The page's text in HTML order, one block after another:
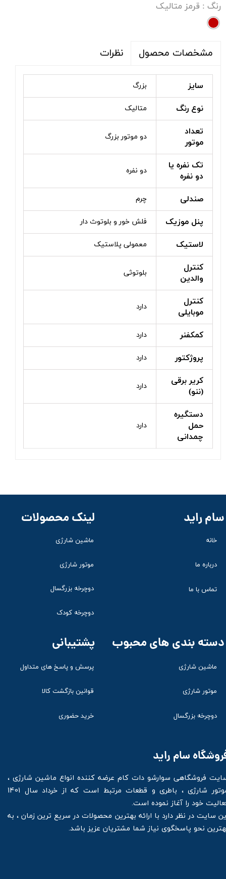
رنگ : قرمز متالیک
مشخصات محصول نظرات
سایز بزرگ
نوع رنگ متالیک
تعداد
موتور
دو موتور بزرگ
تک نفره یا
دو نفره
دو نفره
صندلی چرم
پنل موزیک فلش خور و بلوتوث دار
لاستیک معمولی پلاستیک
کنترل
والدین
بلوتوثی
کنترل
موبایلی
دارد
کمکفنر دارد
پروژکتور دارد
کریر برقی
(ننو)
دارد
دستگیره
حمل
چمدانی
دارد
سام راید
فروشگاهی سوارشو دات کام عرضه کننده انواع ماشین شارژی ،
موتور شارژی ، باطری و قطعات مرتبط است که از خرداد سال 1401
خود را آغاز نموده است.
سایت در نظر دارد با ارائه بهترین محصولات در سریع ترین زمان ، به
نحو پاسخگوی نیاز شما مشتریان عزیز باشد.
سام راید
خانه
درباره ما
تماس با ما
ماشین شارژی
موتور شارژی
دوچرخه بزرگسال
دوچرخه کودک
لینک محصولات
دسته بندی های محبوب
ماشین شارژی
موتور شارژی
دوچرخه بزرگسال
پشتیبانی
پرسش و پاسخ های متداول
قوانین بازگشت کالا
خرید حضوری